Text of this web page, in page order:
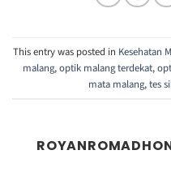
This entry was posted in Kesehatan
malang,optik malang terdekat,
mata malang,tes